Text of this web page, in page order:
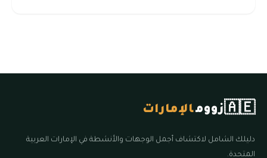
🇦🇪زوومالإمارات
دليلك الشامل لاكتشاف أجمل الوجهات والأنشطة في الإمارات العربية
المتحدة.